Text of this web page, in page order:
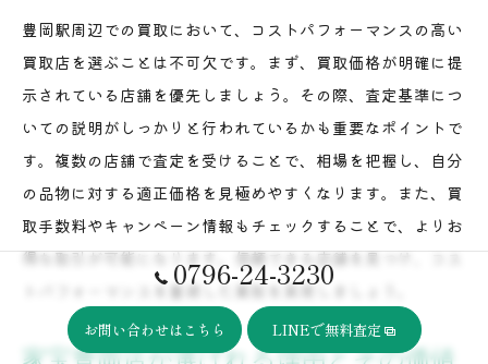
豊岡駅周辺での買取において、コストパフォーマンスの高い
買取店を選ぶことは不可欠です。まず、買取価格が明確に提
示されている店舗を優先しましょう。その際、査定基準につ
いての説明がしっかりと行われているかも重要なポイントで
す。複数の店舗で査定を受けることで、相場を把握し、自分
の品物に対する適正価格を見極めやすくなります。また、買
取手数料やキャンペーン情報もチェックすることで、よりお
得な取引が可能になります。信頼できる店舗を見つけ、コス
トパフォーマンスを重視した買取を実現しましょう。
0796-24-3230
お問い合わせはこちら LINEで無料査定